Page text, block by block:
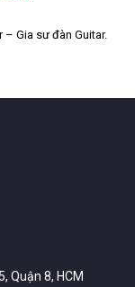
Gia sư đàn Guitar.
Quận 8, HCM